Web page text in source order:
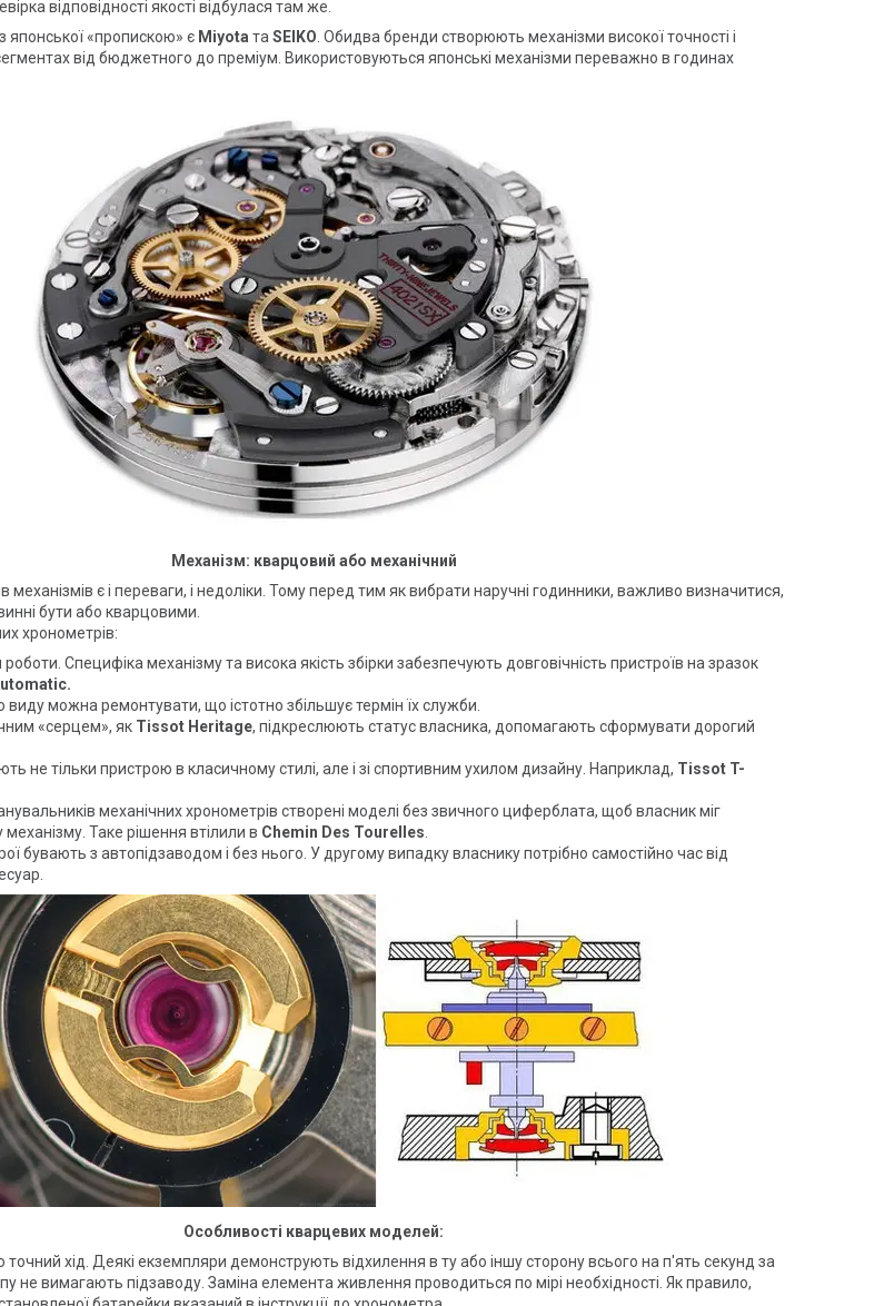
відповідності якості відбулася там же.
японської «пропискою» є Miyota та SEIKO . Обидва бренди створюють механізми високої точності і
від бюджетного до преміум. Використовуються японські механізми переважно в годинах
Механізм: кварцовий або механічний
механізмів є і переваги, і недоліки. Тому перед тим як вибрати наручні годинники, важливо визначитися,
бути або кварцовими.
хронометрів:
Специфіка механізму та висока якість збірки забезпечують довговічність пристроїв на зразок
виду можна ремонтувати, що істотно збільшує термін їх служби.
«серцем», як Tissot Heritage, підкреслюють статус власника, допомагають сформувати дорогий
не тільки пристрою в класичному стилі, але і зі спортивним ухилом дизайну. Наприклад, Tissot T-
механічних хронометрів створені моделі без звичного циферблата, щоб власник міг
Таке рішення втілили в Chemin Des Tourelles
бувають з автопідзаводом і без нього. У другому випадку власнику потрібно самостійно час від
Особливості кварцевих моделей:
точний хід. Деякі екземпляри демонструють відхилення в ту або іншу сторону всього на п'ять секунд за
не вимагають підзаводу. Заміна елемента живлення проводиться по мірі необхідності. Як правило,